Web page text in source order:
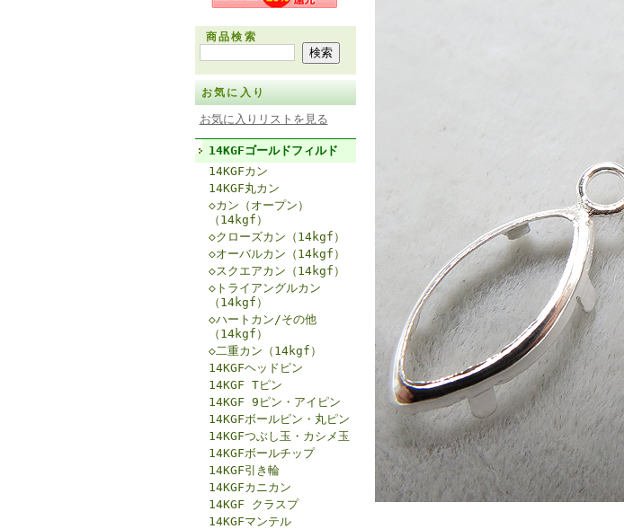
商品検索
お気に入り
お気に入りリストを見る
14KGFゴールドフィルド
14KGFカン
14KGF丸カン
◇カン（オープン）
（14kgf）
◇クローズカン（14kgf）
◇オーバルカン（14kgf）
◇スクエアカン（14kgf）
◇トライアングルカン
（14kgf）
◇ハートカン/その他
（14kgf）
◇二重カン（14kgf）
14KGFヘッドピン
14KGF Tピン
14KGF 9ピン・アイピン
14KGFボールピン・丸ピン
14KGFつぶし玉・カシメ玉
14KGFボールチップ
14KGF引き輪
14KGFカニカン
14KGF クラスプ
14KGFマンテル